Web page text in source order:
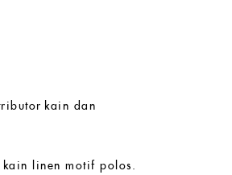
kain dan
linen motif polos.